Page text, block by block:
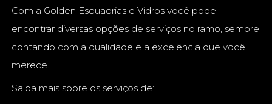
Com a Golden Esquadrias e Vidros você pode
encontrar diversas opções de serviços no ramo, sempre
contando com a qualidade e a excelência que você
merece.
Saiba mais sobre os serviços de: